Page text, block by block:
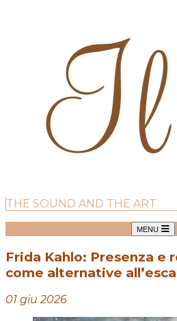
THE SOUND AND THE ART
MENU
Frida Kahlo: Presenza e
come alternative
01 giu 2026